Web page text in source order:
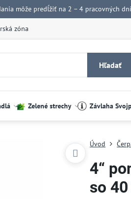
môže predĺžiť na 2 – 4 pracovných
zóna
Hľadať
Zelené strechy Závlaha
Úvod
4“
so